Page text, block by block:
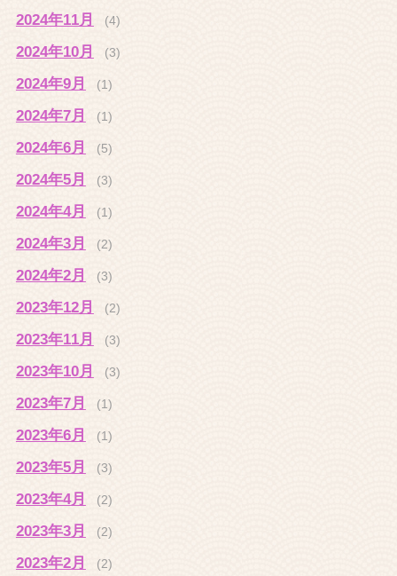
2024年11月 (4)
2024年10月 (3)
2024年9月 (1)
2024年7月 (1)
2024年6月 (5)
2024年5月 (3)
2024年4月 (1)
2024年3月 (2)
2024年2月 (3)
2023年12月 (2)
2023年11月 (3)
2023年10月 (3)
2023年7月 (1)
2023年6月 (1)
2023年5月 (3)
2023年4月 (2)
2023年3月 (2)
2023年2月 (2)